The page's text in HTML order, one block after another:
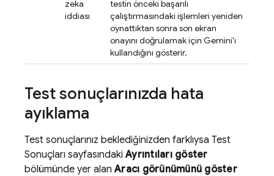
zeka
iddiası
testin önceki başarılı
çalıştırmasındaki işlemleri yeniden
oynattıktan sonra son ekran
onayını doğrulamak için Gemini'ı
kullandığını gösterir.
Test sonuçlarınızda hata
ayıklama
Test sonuçlarınız beklediğinizden farklıysa Test
Sonuçları sayfasındakiAyrıntıları göster
bölümünde yer alanAracı görünümünü göster